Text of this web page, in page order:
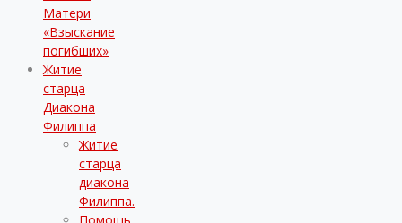
Матери
«Взыскание
погибших»
Житие
старца
Диакона
Филиппа
Житие
старца
диакона
Филиппа.